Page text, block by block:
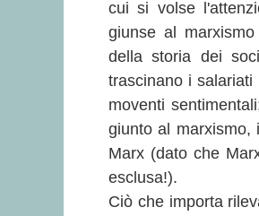
cui si volse
giunse al
della storia dei
trascinano i
moventi
giunto al
Marx (dato che
esclusa!).
Ciò che importa